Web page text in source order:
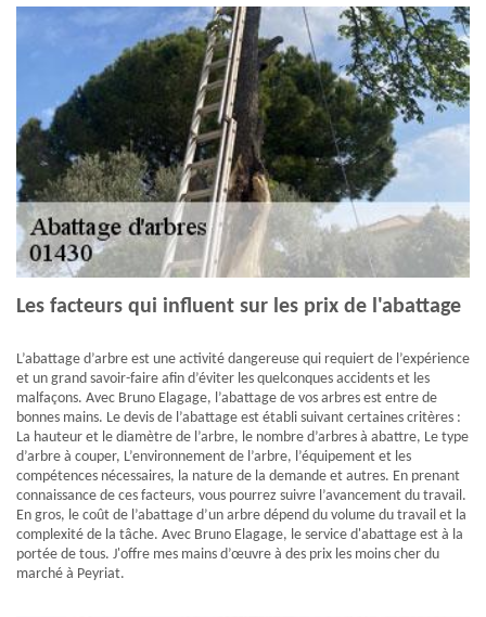
Les facteurs qui influent sur les prix de l'abattage
L’abattage d’arbre est une activité dangereuse qui requiert de l’expérience
et un grand savoir-faire afin d’éviter les quelconques accidents et les
malfaçons. Avec Bruno Elagage, l’abattage de vos arbres est entre de
bonnes mains. Le devis de l’abattage est établi suivant certaines critères :
La hauteur et le diamètre de l’arbre, le nombre d’arbres à abattre, Le type
d’arbre à couper, L’environnement de l’arbre, l’équipement et les
compétences nécessaires, la nature de la demande et autres. En prenant
connaissance de ces facteurs, vous pourrez suivre l’avancement du travail.
En gros, le coût de l’abattage d’un arbre dépend du volume du travail et la
complexité de la tâche. Avec Bruno Elagage, le service d'abattage est à la
portée de tous. J'offre mes mains d’œuvre à des prix les moins cher du
marché à Peyriat.